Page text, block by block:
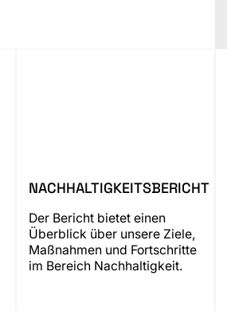
NACHHALTIGKEITSBERICHT
Der Bericht bietet einen
Überblick über unsere Ziele,
Maßnahmen und Fortschritte
im Bereich Nachhaltigkeit.